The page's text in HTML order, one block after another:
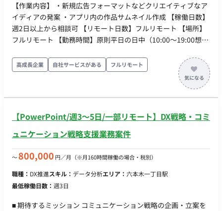
【作業内容】 ・新規広告フォーマットなどクリエイティブなア
イディアの発案 ・アプリ内の作品サムネイル作成 【稼働日数】
週2日以上から相談可 【リモート日数】フルリモート 【場所】
フルリモート 【勤務時間】原則平日の日中（10:00〜19:00想
コンテンツに抵抗ない方 ・時給精算で問題ない方 ・契約は単月
になります。
高成長企業 自社サービスがある フルリモート
【PowerPoint/週3〜5日/一部リモート】DX戦略・コミ
ュニケーション戦略支援業務案件
〜800,000 円／月 （※月160時間稼働の場合・税別）
職種： DX推進スキル： データ分析エリア： 六本木一丁目駅
最低稼働日数： 週3日
■ 期待するミッション コミュニケーション戦略の企画・立案を